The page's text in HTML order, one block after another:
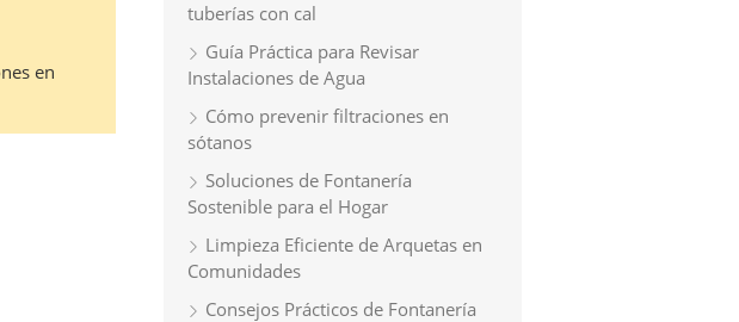
en
tuberías con cal
Guía Práctica para Revisar
Instalaciones de Agua
Cómo prevenir filtraciones en
sótanos
Soluciones de Fontanería
Sostenible para el Hogar
Limpieza Eficiente de Arquetas en
Comunidades
Consejos Prácticos de Fontanería